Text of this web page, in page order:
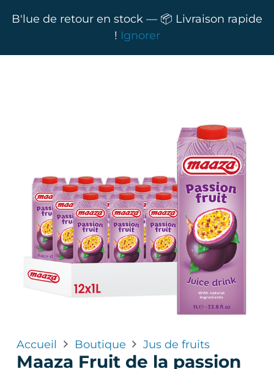
B'lue de retour en stock — 📦 Livraison rapide
! Ignorer
Accueil Boutique Jus de fruits
Maaza Fruit de la passion